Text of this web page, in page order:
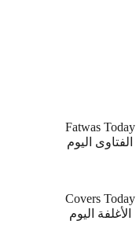
Fatwas Today
الفتاوى اليوم
Covers Today
الأغلفة اليوم